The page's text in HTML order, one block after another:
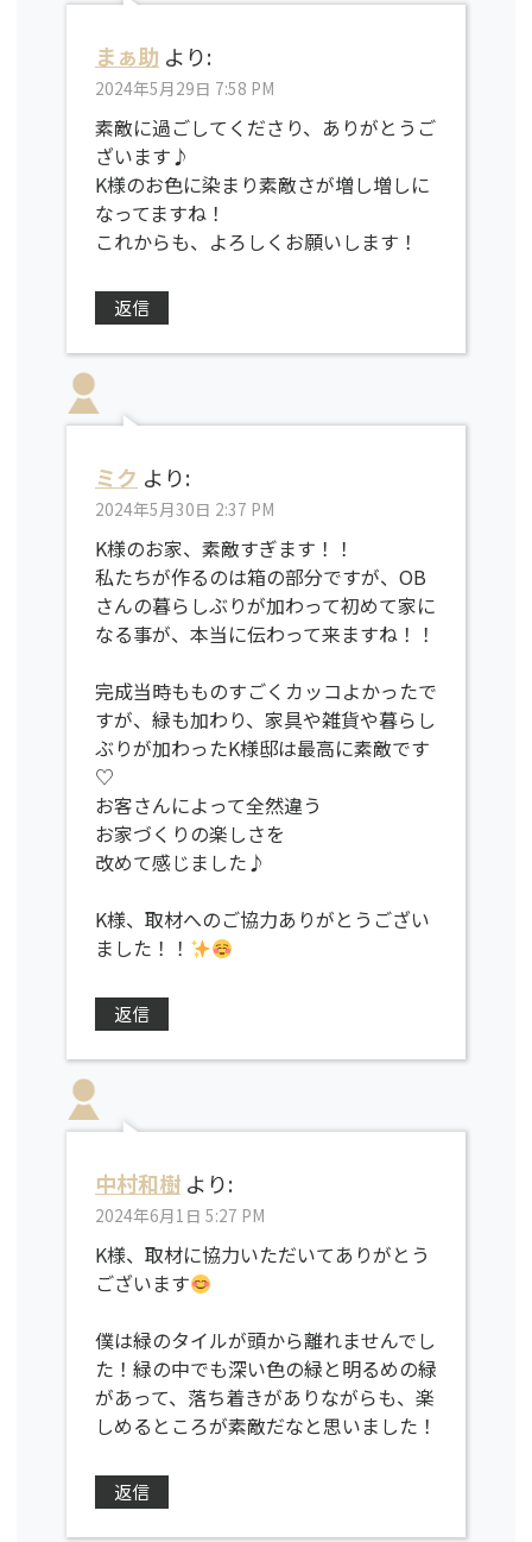
まぁ助 より:
2024年5月29日 7:58 PM
素敵に過ごしてくださり、ありがとうご
ざいます♪
K様のお色に染まり素敵さが増し増しに
なってますね！
これからも、よろしくお願いします！
返信
ミク より:
2024年5月30日 2:37 PM
K様のお家、素敵すぎます！！
私たちが作るのは箱の部分ですが、OB
さんの暮らしぶりが加わって初めて家に
なる事が、本当に伝わって来ますね！！
完成当時もものすごくカッコよかったで
すが、緑も加わり、家具や雑貨や暮らし
ぶりが加わったK様邸は最高に素敵です
♡
お客さんによって全然違う
お家づくりの楽しさを
改めて感じました♪
K様、取材へのご協力ありがとうござい
ました！！
返信
中村和樹 より:
2024年6月1日 5:27 PM
K様、取材に協力いただいてありがとう
ございます
僕は緑のタイルが頭から離れませんでし
た！緑の中でも深い色の緑と明るめの緑
があって、落ち着きがありながらも、楽
しめるところが素敵だなと思いました！
返信